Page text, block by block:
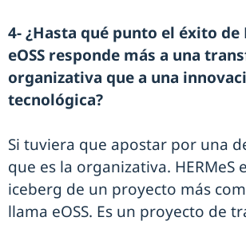
4- ¿Hasta qué punto el éxito de
eOSS responde más a una
organizativa que a una
tecnológica?
Si tuviera que apostar por una
que es la organizativa. HERMeS
iceberg de un proyecto más
llama eOSS. Es un proyecto de